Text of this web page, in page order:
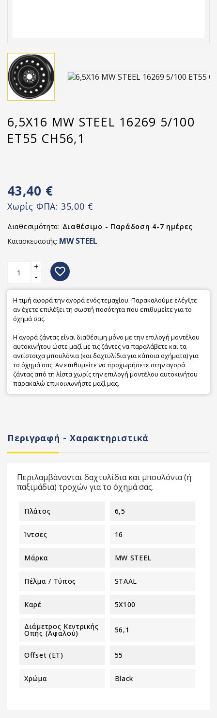
6,5X16 MW STEEL 16269 5/100
ET55 CH56,1
43,40 €
Χωρίς ΦΠΑ: 35,00 €
Διαθεσιμότητα: Διαθέσιμο - Παράδοση 4-7 ημέρες
Κατασκευαστής: MW STEEL
+
-
favorite_border
Η τιμή αφορά την αγορά ενός τεμαχίου. Παρακαλούμε ελέγξτε
αν έχετε επιλέξει τη σωστή ποσότητα που επιθυμείτε για το
όχημά σας.
Η αγορά ζάντας είναι διαθέσιμη μόνο με την επιλογή μοντέλου
αυτοκινήτου ώστε μαζί με τις ζάντες να παραλάβετε και τα
αντίστοιχα μπουλόνια (και δαχτυλίδια για κάποια οχήματα) για
το όχημά σας. Αν επιθυμείτε να προχωρήσετε στην αγορά
ζάντας από τη λίστα χωρίς την επιλογή μοντέλου αυτοκινήτου
παρακαλώ επικοινωνήστε μαζί μας.
Περιγραφή - Χαρακτηριστικά
Περιλαμβάνονται δαχτυλίδια και μπουλόνια (ή
παξιμάδια) τροχών για το όχημά σας.
Πλάτος 6,5
Ίντσες 16
Μάρκα MW STEEL
Πέλμα / Τύπος STAAL
Καρέ 5X100
Διάμετρος Κεντρικής
Οπής (αφαλού) 56,1
Offset (ET) 55
Χρώμα Black